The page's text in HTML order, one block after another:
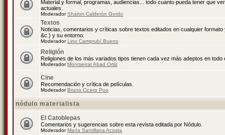
Material y formal, programas, audiencias... todo cuanto pueda tener que
actuales.
ModeradorSharon Calderón Gordo
Textos
Noticias, comentarios y críticas sobre textos editados en cualquier
&c.) y su entorno.
ModeradorLino Camprubí Bueno
Religión
Religiones de los más variados tipos tienen cada vez más adeptos en todo
ModeradorMontserrat Abad Ortiz
Cine
Recomendación y crítica de películas.
ModeradorBruno Cicero Poo
nódulo materialista
El Catoblepas
Comentarios y sugerencias sobre esta revista editada por Nódulo.
ModeradorMaría Santillana Acosta